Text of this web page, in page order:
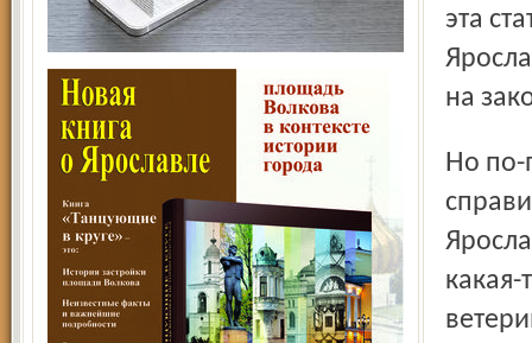
эта
на
Но по-прежнему неясно, почему же погибли ягнята? Мы